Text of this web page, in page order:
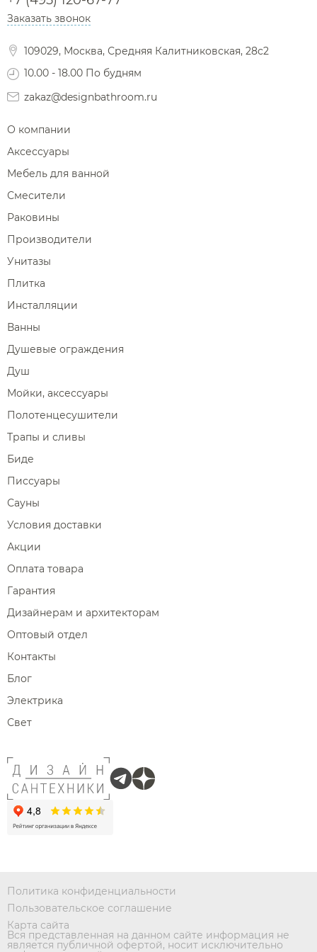
Заказать звонок
109029, Москва, Средняя Калитниковская, 28с2
10.00 - 18.00 По будням
zakaz@designbathroom.ru
О компании
Аксессуары
Мебель для ванной
Смесители
Раковины
Производители
Унитазы
Плитка
Инсталляции
Ванны
Душевые ограждения
Душ
Мойки, аксессуары
Полотенцесушители
Трапы и сливы
Биде
Писсуары
Сауны
Условия доставки
Акции
Оплата товара
Гарантия
Дизайнерам и архитекторам
Оптовый отдел
Контакты
Блог
Электрика
Свет
Политика конфиденциальности
Пользовательское соглашение
Карта сайта
Вся представленная на данном сайте информация не
является публичной офертой, носит исключительно